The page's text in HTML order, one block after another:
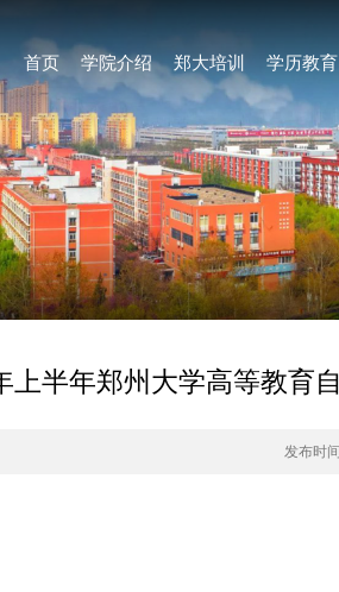
首页 学院介绍 郑大培训 学历教育
上半年郑州大学高等教育
发布时